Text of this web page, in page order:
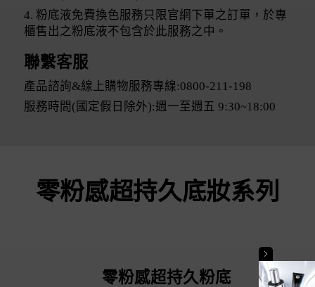
4. 粉底液免費換色服務只限官網下單之訂單，於專
櫃售出之粉底液不包含於此服務之中。
聯繫客服
產品諮詢&線上購物服務專線:0800-211-198
服務時間(國定假日除外):週一至週五 9:30~18:00
零粉感超持久底妝系列
零粉感超持久粉底